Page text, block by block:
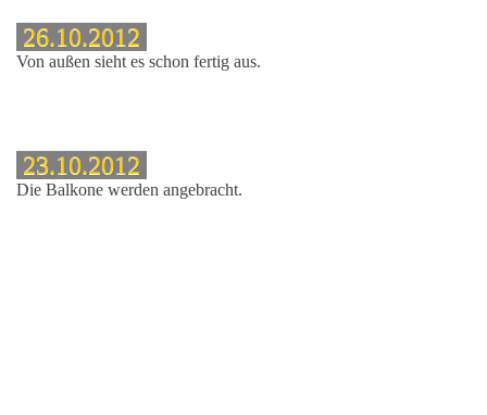
26.10.2012
Von außen sieht es schon fertig aus.
23.10.2012
Die Balkone werden angebracht.